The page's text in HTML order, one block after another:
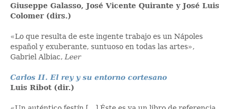
Giuseppe Galasso, José Vicente Quirante y José Luis
Colomer (dirs.)
«Lo que resulta de este ingente trabajo es un Nápoles
español y exuberante, suntuoso en todas las artes»,
Gabriel Albiac, Leer
Carlos II. El rey y su entorno cortesano
Luis Ribot (dir.)